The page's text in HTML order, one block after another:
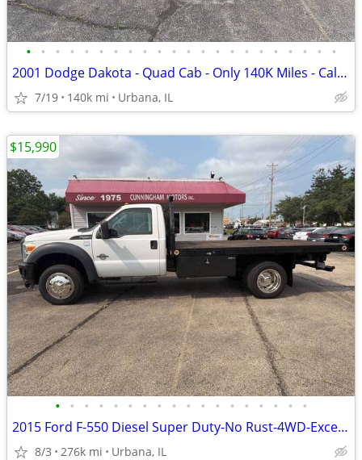
• • • • • • • • • • • • • • • • • • • • • •
2001 Dodge Dakota - Quad Cab - Only 140K Miles - Call Today!
7/19 140k mi Urbana, IL
• • • • • • • • • • • • • • • • • •
2015 Ford F-550 Diesel Super Duty-No Rust-4WD-Excellent Condition
8/3 276k mi Urbana, IL
$15,990